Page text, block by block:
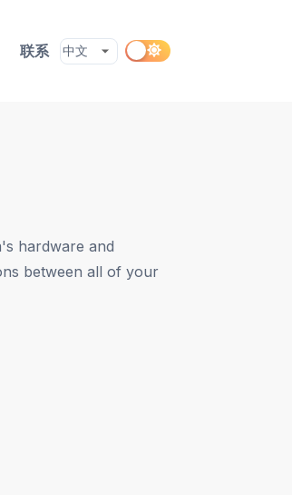
联系
hardware and
between all of your